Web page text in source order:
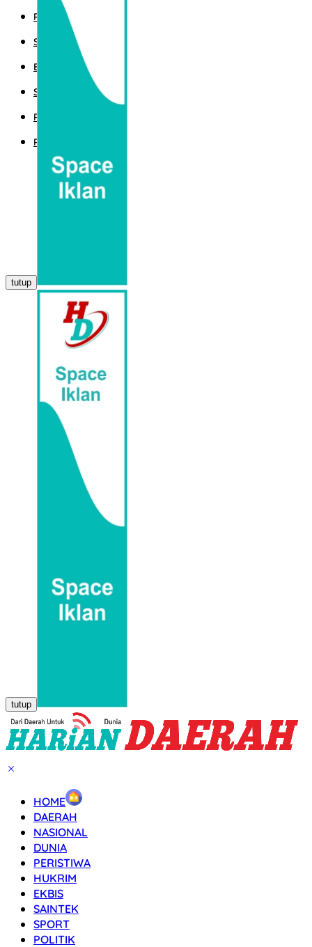
POLITIK
SPORT
EKBIS
SAINTEK
PEMERINTAHAN
PARLEMEN
tutup
tutup
HOME
DAERAH
NASIONAL
DUNIA
PERISTIWA
HUKRIM
EKBIS
SAINTEK
SPORT
POLITIK